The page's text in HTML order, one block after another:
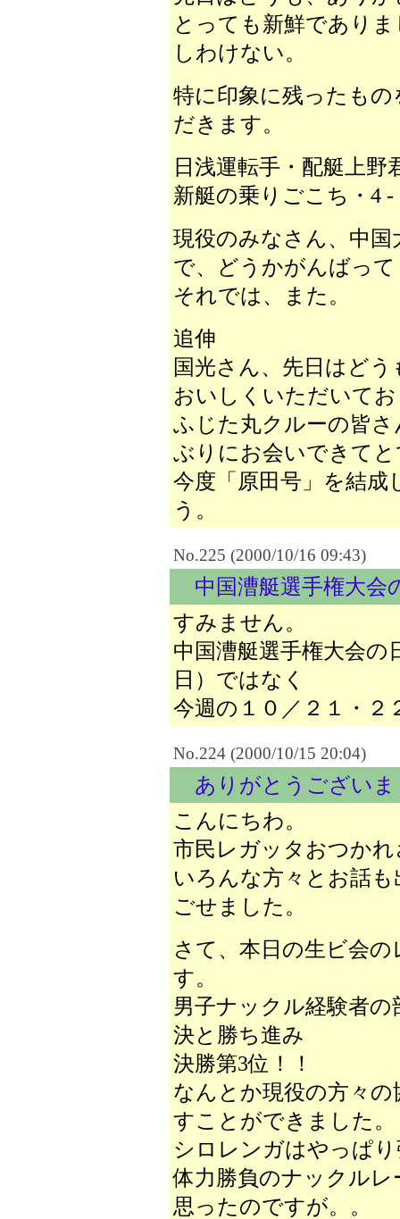
とっても新鮮であり
しわけない。
特に印象に残ったも
だきます。
日浅運転手・配艇上
新艇の乗りごこち・4 -
現役のみなさん、中
で、どうかがんばっ
それでは、また。
追伸
国光さん、先日はど
おいしくいただいて
ふじた丸クルーの皆
ぶりにお会いできて
今度「原田号」を結
う。
No.225 (2000/10/16 09:43)
中国漕艇選手権大会
すみません。
中国漕艇選手権大会の
日）ではなく
今週の１０／２１・２
No.224 (2000/10/15 20:04)
ありがとうござい
こんにちわ。
市民レガッタおつか
いろんな方々とお話
ごせました。
さて、本日の生ビ会
す。
男子ナックル経験者
決と勝ち進み
決勝第3位！！
なんとか現役の方々
すことができました。
シロレンガはやっぱ
体力勝負のナックル
思ったのですが。。